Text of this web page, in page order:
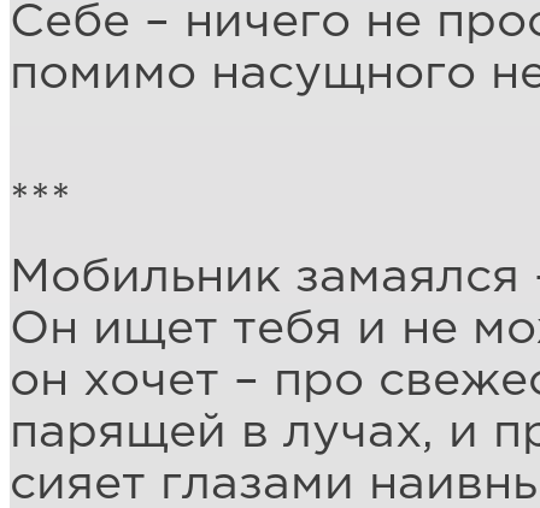
Себе – ничего не
помимо насущного
***
Мобильник замаялся
Он ищет тебя и не
он хочет – про
парящей в лучах, и
сияет глазами